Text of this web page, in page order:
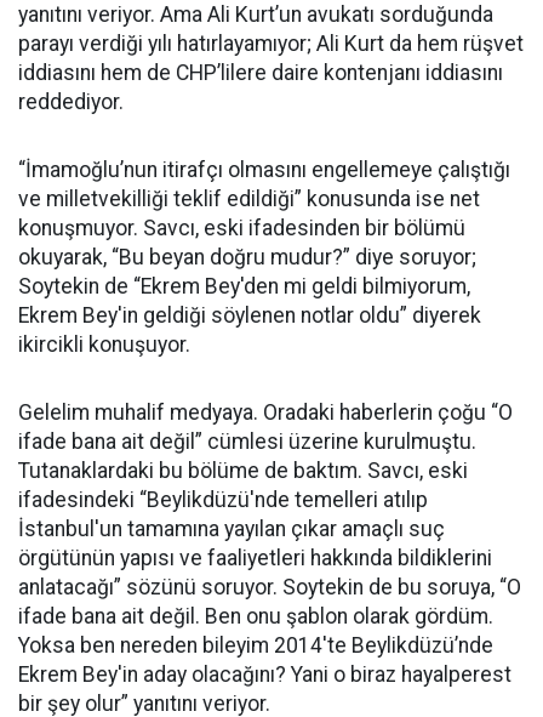
yanıtını veriyor. Ama Ali Kurt’un avukatı sorduğunda
parayı verdiği yılı hatırlayamıyor; Ali Kurt da hem rüşvet
iddiasını hem de CHP’lilere daire kontenjanı iddiasını
reddediyor.
“İmamoğlu’nun itirafçı olmasını engellemeye çalıştığı
ve milletvekilliği teklif edildiği” konusunda ise net
konuşmuyor. Savcı, eski ifadesinden bir bölümü
okuyarak, “Bu beyan doğru mudur?” diye soruyor;
Soytekin de “Ekrem Bey'den mi geldi bilmiyorum,
Ekrem Bey'in geldiği söylenen notlar oldu” diyerek
ikircikli konuşuyor.
Gelelim muhalif medyaya. Oradaki haberlerin çoğu “O
ifade bana ait değil” cümlesi üzerine kurulmuştu.
Tutanaklardaki bu bölüme de baktım. Savcı, eski
ifadesindeki “Beylikdüzü'nde temelleri atılıp
İstanbul'un tamamına yayılan çıkar amaçlı suç
örgütünün yapısı ve faaliyetleri hakkında bildiklerini
anlatacağı” sözünü soruyor. Soytekin de bu soruya, “O
ifade bana ait değil. Ben onu şablon olarak gördüm.
Yoksa ben nereden bileyim 2014'te Beylikdüzü’nde
Ekrem Bey'in aday olacağını? Yani o biraz hayalperest
bir şey olur” yanıtını veriyor.